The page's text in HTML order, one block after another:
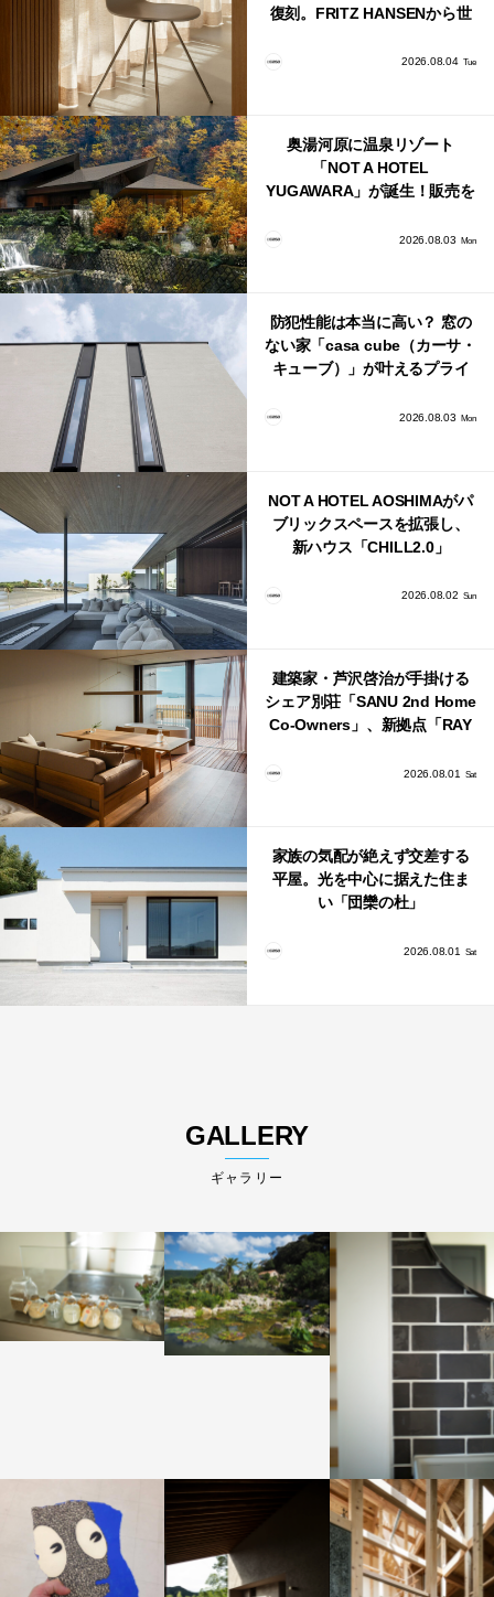
復刻。FRITZ HANSENから世
2026.08.04 Tue
奥湯河原に温泉リゾート
「NOT A HOTEL
YUGAWARA」が誕生！販売を
2026.08.03 Mon
防犯性能は本当に高い？ 窓の
ない家「casa cube（カーサ・
キューブ）」が叶えるプライ
2026.08.03 Mon
NOT A HOTEL AOSHIMAがパ
ブリックスペースを拡張し、
新ハウス「CHILL2.0」
2026.08.02 Sun
建築家・芦沢啓治が手掛ける
シェア別荘「SANU 2nd Home
Co-Owners」、新拠点「RAY
2026.08.01 Sat
家族の気配が絶えず交差する
平屋。光を中心に据えた住ま
い「団欒の杜」
2026.08.01 Sat
GALLERY
ギャラリー